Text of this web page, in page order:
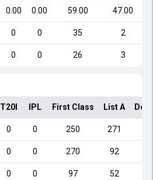
0.00 0.00 59.00 47.00
0 0 35 2
0 0 26 3
T20I IPL First Class List A
0 0 250 271
0 0 270 92
0 0 97 52